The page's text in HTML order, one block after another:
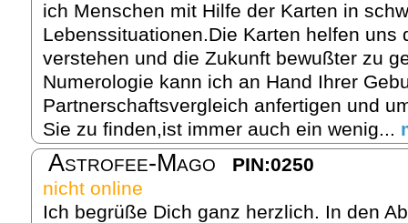
ich Menschen mit Hilfe der Karten in
Lebenssituationen.Die Karten helfen uns
verstehen und die Zukunft bewußter zu
Numerologie kann ich an Hand Ihrer
Partnerschaftsvergleich anfertigen und
Sie zu finden,ist immer auch ein wenig...
Astrofee-Mago
PIN:0250
nicht online
Ich begrüße Dich ganz herzlich. In den